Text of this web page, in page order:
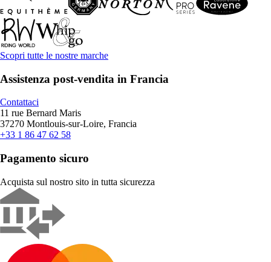
Scopri tutte le nostre marche
Assistenza post-vendita in Francia
Contattaci
11 rue Bernard Maris
37270 Montlouis-sur-Loire, Francia
+33 1 86 47 62 58
Pagamento sicuro
Acquista sul nostro sito in tutta sicurezza